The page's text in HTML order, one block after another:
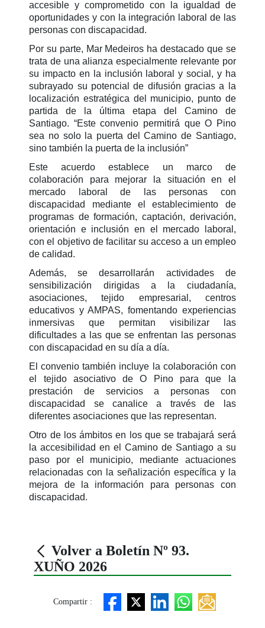
accesible y comprometido con la igualdad de
oportunidades y con la integración laboral de las
personas con discapacidad.
Por su parte, Mar Medeiros ha destacado que se
trata de una alianza especialmente relevante por
su impacto en la inclusión laboral y social, y ha
subrayado su potencial de difusión gracias a la
localización estratégica del municipio, punto de
partida de la última etapa del Camino de
Santiago. “Este convenio permitirá que O Pino
sea no solo la puerta del Camino de Santiago,
sino también la puerta de la inclusión”
Este acuerdo establece un marco de
colaboración para mejorar la situación en el
mercado laboral de las personas con
discapacidad mediante el establecimiento de
programas de formación, captación, derivación,
orientación e inclusión en el mercado laboral,
con el objetivo de facilitar su acceso a un empleo
de calidad.
Además, se desarrollarán actividades de
sensibilización dirigidas a la ciudadanía,
asociaciones, tejido empresarial, centros
educativos y AMPAS, fomentando experiencias
inmersivas que permitan visibilizar las
dificultades a las que se enfrentan las personas
con discapacidad en su día a día.
El convenio también incluye la colaboración con
el tejido asociativo de O Pino para que la
prestación de servicios a personas con
discapacidad se canalice a través de las
diferentes asociaciones que las representan.
Otro de los ámbitos en los que se trabajará será
la accesibilidad en el Camino de Santiago a su
paso por el municipio, mediante actuaciones
relacionadas con la señalización específica y la
mejora de la información para personas con
discapacidad.
Volver a Boletín Nº 93.
XUÑO 2026
Compartir :